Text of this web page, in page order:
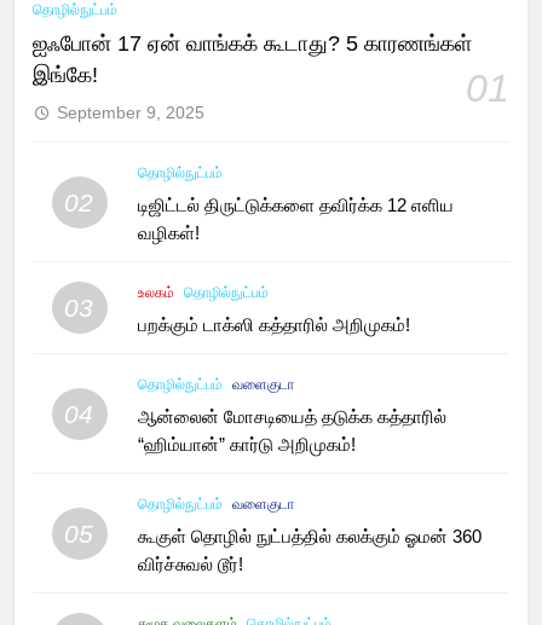
தொழில்நுட்பம்
ஐஃபோன் 17 ஏன் வாங்கக் கூடாது? 5 காரணங்கள்
இங்கே!
01
September 9, 2025
02
தொழில்நுட்பம்
டிஜிட்டல் திருட்டுக்களை தவிர்க்க 12 எளிய
வழிகள்!
03
உலகம் தொழில்நுட்பம்
பறக்கும் டாக்ஸி கத்தாரில் அறிமுகம்!
04
தொழில்நுட்பம் வளைகுடா
ஆன்லைன் மோசடியைத் தடுக்க கத்தாரில்
“ஹிம்யான்” கார்டு அறிமுகம்!
05
தொழில்நுட்பம் வளைகுடா
கூகுள் தொழில் நுட்பத்தில் கலக்கும் ஓமன் 360
விர்ச்சுவல் டூர்!